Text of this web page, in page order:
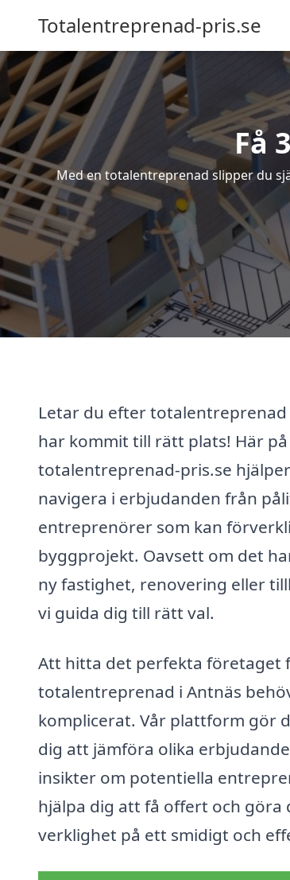
Totalentreprenad-pris.se
Få
Med en totalentreprenad slipper du
Letar du efter totalentreprenad
har kommit till rätt plats! Här på
totalentreprenad-pris.se
navigera i erbjudanden från
entreprenörer som kan
byggprojekt. Oavsett om det
ny fastighet, renovering eller
vi guida dig till rätt val.
Att hitta det perfekta företaget
totalentreprenad i Antnäs
komplicerat. Vår plattform gör
dig att jämföra olika
insikter om potentiella
hjälpa dig att få offert och göra
verklighet på ett smidigt och